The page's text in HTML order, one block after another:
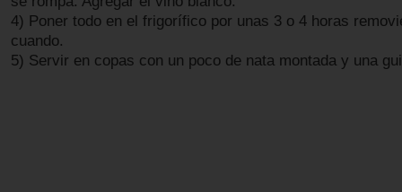
4) Poner todo en el frigorífico por unas 3 o 4 horas
cuando.
5) Servir en copas con un poco de nata montada y una